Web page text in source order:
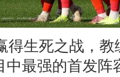
得生死之战，
中最强的首发阵